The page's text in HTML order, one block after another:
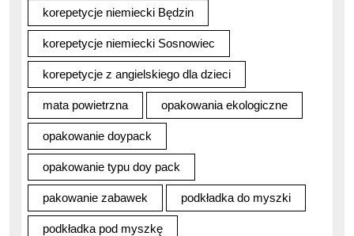
korepetycje niemiecki Będzin
korepetycje niemiecki Sosnowiec
korepetycje z angielskiego dla dzieci
mata powietrzna opakowania ekologiczne
opakowanie doypack
opakowanie typu doy pack
pakowanie zabawek podkładka do myszki
podkładka pod myszkę